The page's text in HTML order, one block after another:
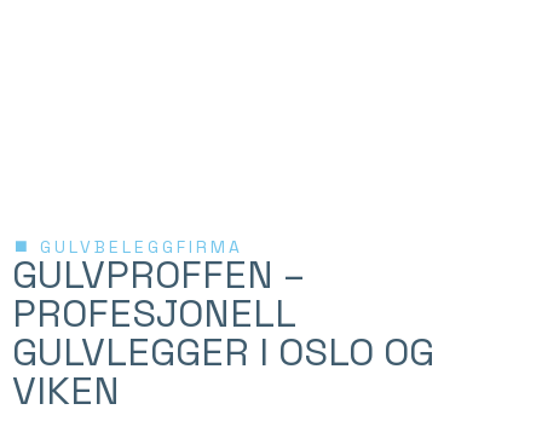
GULVBELEGGFIRMA
GULVPROFFEN –
PROFESJONELL
GULVLEGGER I OSLO OG
VIKEN